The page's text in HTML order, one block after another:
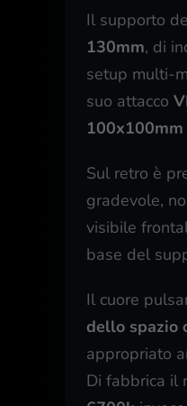
Il supporto
130mm, di
setup multi-
suo attacco
100x100mm
Sul retro è
gradevole,
visibile
base del
Il cuore
dello spazio
appropriato
Di fabbrica il